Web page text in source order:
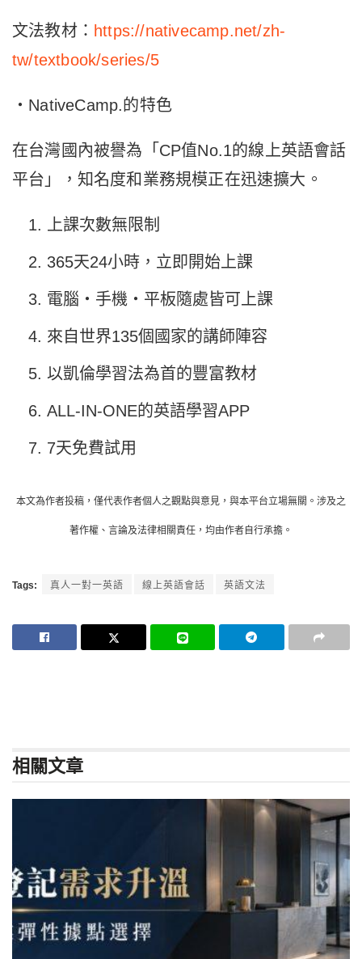
文法教材： https://nativecamp.net/zh-
tw/textbook/series/5
・NativeCamp.的特色
在台灣國內被譽為「CP值No.1的線上英語會話
平台」，知名度和業務規模正在迅速擴大。
上課次數無限制
365天24小時，立即開始上課
電腦・手機・平板隨處皆可上課
來自世界135個國家的講師陣容
以凱倫學習法為首的豐富教材
ALL-IN-ONE的英語學習APP
7天免費試用
本文為作者投稿，僅代表作者個人之觀點與意見，與本平台立場無關。涉及之
著作權、言論及法律相關責任，均由作者自行承擔。
Tags: 真人一對一英語 線上英語會話 英語文法
相關文章